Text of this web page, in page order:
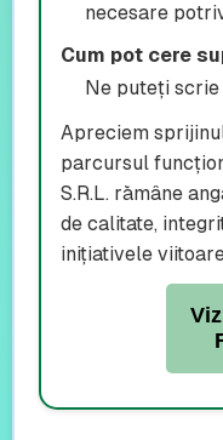
necesare
Cum pot cere
Ne puteți
Apreciem
parcursul
S.R.L. rămâne
de calitate,
inițiativele